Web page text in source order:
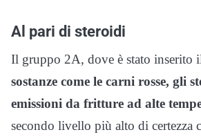
Al pari di steroidi
Il gruppo 2A, dove è stato inserito
sostanze come le carni rosse, gli
emissioni da fritture ad alte
secondo livello più alto di certezza